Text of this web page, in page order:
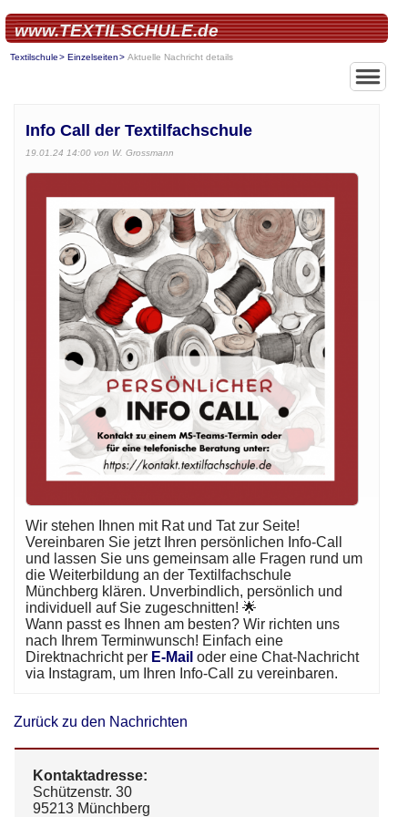
www.TEXTILSCHULE.de
Textilschule Einzelseiten Aktuelle Nachricht details
Info Call der Textilfachschule
19.01.24 14:00 von W. Grossmann
Wir stehen Ihnen mit Rat und Tat zur Seite!
Vereinbaren Sie jetzt Ihren persönlichen Info-Call
und lassen Sie uns gemeinsam alle Fragen rund um
die Weiterbildung an der Textilfachschule
Münchberg klären. Unverbindlich, persönlich und
individuell auf Sie zugeschnitten! 🌟
Wann passt es Ihnen am besten? Wir richten uns
nach Ihrem Terminwunsch! Einfach eine
Direktnachricht per E-Mail oder eine Chat-Nachricht
via Instagram, um Ihren Info-Call zu vereinbaren.
Zurück zu den Nachrichten
Kontaktadresse:
Schützenstr. 30
95213 Münchberg